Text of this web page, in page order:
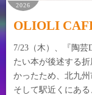
2026
OLIOLI
7/23（木）、『陶芸
たい本が後述する
かったため、北九州
そして駅近くにあ